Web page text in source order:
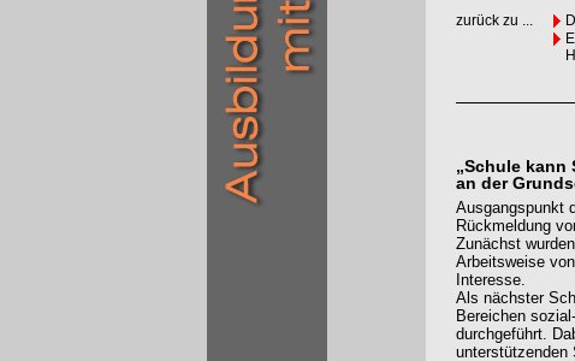
zurück zu ...
„Schule
an der
Ausgangspunkt
Rückmeldung
Zunächst
Arbeitsweise
Interesse.
Als nächster
Bereichen
durchgeführt.
unterstützenden